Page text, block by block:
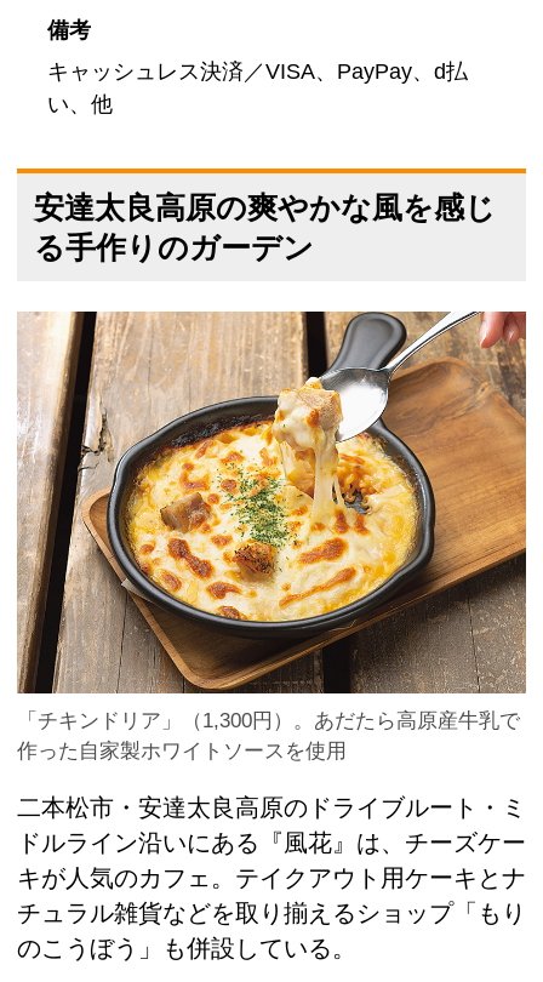
備考
キャッシュレス決済／VISA、PayPay、d払
い、他
安達太良高原の爽やかな風を感じ
る手作りのガーデン
「チキンドリア」（1,300円）。あだたら高原産牛乳で
作った自家製ホワイトソースを使用
二本松市・安達太良高原のドライブルート・ミ
ドルライン沿いにある『風花』は、チーズケー
キが人気のカフェ。テイクアウト用ケーキとナ
チュラル雑貨などを取り揃えるショップ「もり
のこうぼう」も併設している。